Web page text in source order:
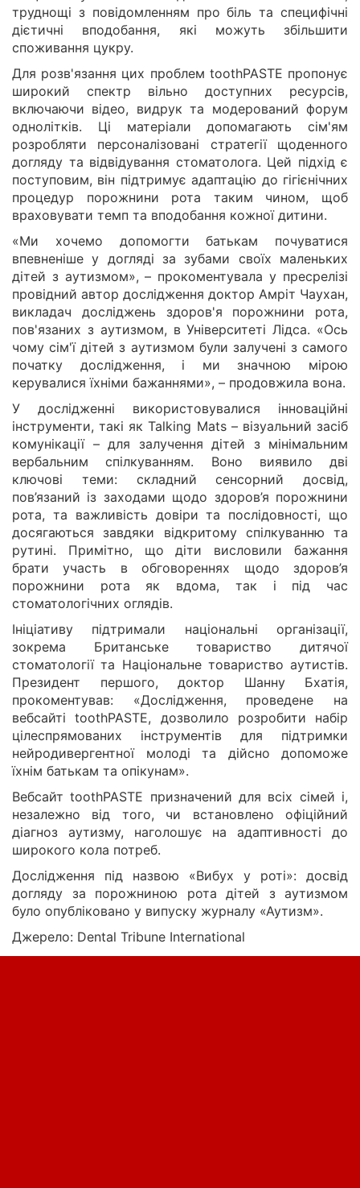
труднощі з повідомленням про біль та специфічні
дієтичні вподобання, які можуть збільшити
споживання цукру.
Для розв'язання цих проблем toothPASTE пропонує
широкий спектр вільно доступних ресурсів,
включаючи відео, видрук та модерований форум
однолітків. Ці матеріали допомагають сім'ям
розробляти персоналізовані стратегії щоденного
догляду та відвідування стоматолога. Цей підхід є
поступовим, він підтримує адаптацію до гігієнічних
процедур порожнини рота таким чином, щоб
враховувати темп та вподобання кожної дитини.
«Ми хочемо допомогти батькам почуватися
впевненіше у догляді за зубами своїх маленьких
дітей з аутизмом», – прокоментувала у пресрелізі
провідний автор дослідження доктор Амріт Чаухан,
викладач досліджень здоров'я порожнини рота,
пов'язаних з аутизмом, в Університеті Лідса. «Ось
чому сім'ї дітей з аутизмом були залучені з самого
початку дослідження, і ми значною мірою
керувалися їхніми бажаннями», – продовжила вона.
У дослідженні використовувалися інноваційні
інструменти, такі як Talking Mats – візуальний засіб
комунікації – для залучення дітей з мінімальним
вербальним спілкуванням. Воно виявило дві
ключові теми: складний сенсорний досвід,
пов’язаний із заходами щодо здоров’я порожнини
рота, та важливість довіри та послідовності, що
досягаються завдяки відкритому спілкуванню та
рутині. Примітно, що діти висловили бажання
брати участь в обговореннях щодо здоров’я
порожнини рота як вдома, так і під час
стоматологічних оглядів.
Ініціативу підтримали національні організації,
зокрема Британське товариство дитячої
стоматології та Національне товариство аутистів.
Президент першого, доктор Шанну Бхатія,
прокоментував: «Дослідження, проведене на
вебсайті toothPASTE, дозволило розробити набір
цілеспрямованих інструментів для підтримки
нейродивергентної молоді та дійсно допоможе
їхнім батькам та опікунам».
Вебсайт toothPASTE призначений для всіх сімей і,
незалежно від того, чи встановлено офіційний
діагноз аутизму, наголошує на адаптивності до
широкого кола потреб.
Дослідження під назвою «Вибух у роті»: досвід
догляду за порожниною рота дітей з аутизмом
було опубліковано у випуску журналу «Аутизм».
Джерело: Dental Tribune International